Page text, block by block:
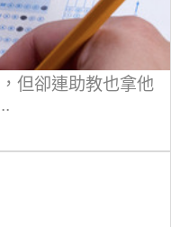
但卻連助教也拿他